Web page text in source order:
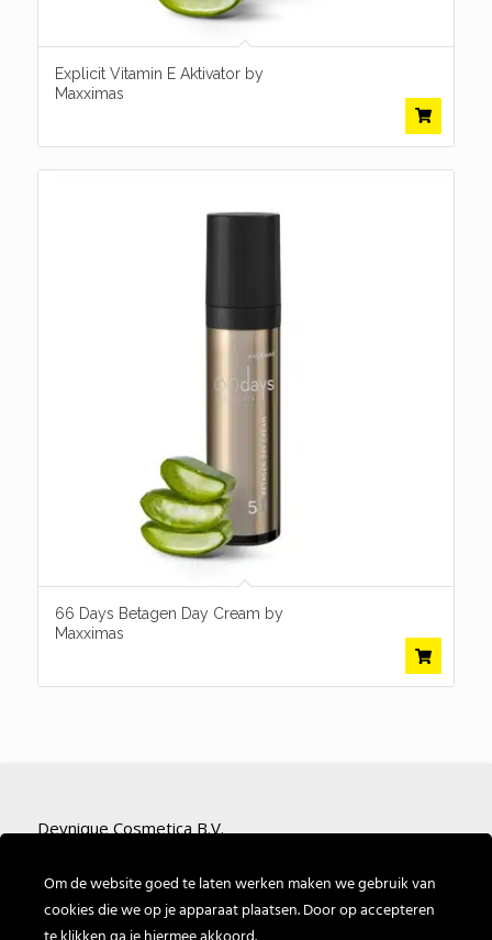
Explicit Vitamin E Aktivator by
Maxximas
66 Days Betagen Day Cream by
Maxximas
Deynique Cosmetica B.V.
4825 BP Breda
Om de website goed te laten werken maken we gebruik van
cookies die we op je apparaat plaatsen. Door op accepteren